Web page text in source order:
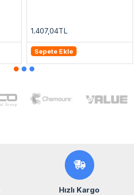
1.407,04TL
Sepete Ekle
Hızlı Kargo